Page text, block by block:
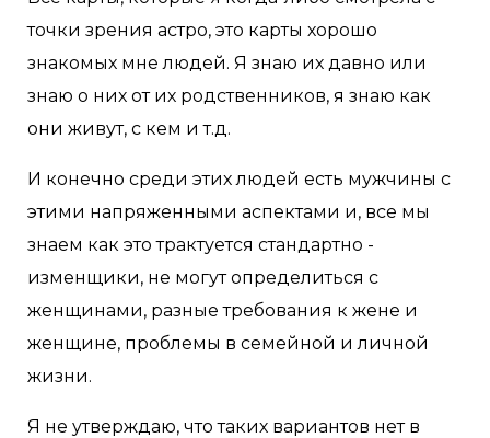
точки зрения астро, это карты хорошо
знакомых мне людей. Я знаю их давно или
знаю о них от их родственников, я знаю как
они живут, с кем и т.д.
И конечно среди этих людей есть мужчины с
этими напряженными аспектами и, все мы
знаем как это трактуется стандартно -
изменщики, не могут определиться с
женщинами, разные требования к жене и
женщине, проблемы в семейной и личной
жизни.
Я не утверждаю, что таких вариантов нет в